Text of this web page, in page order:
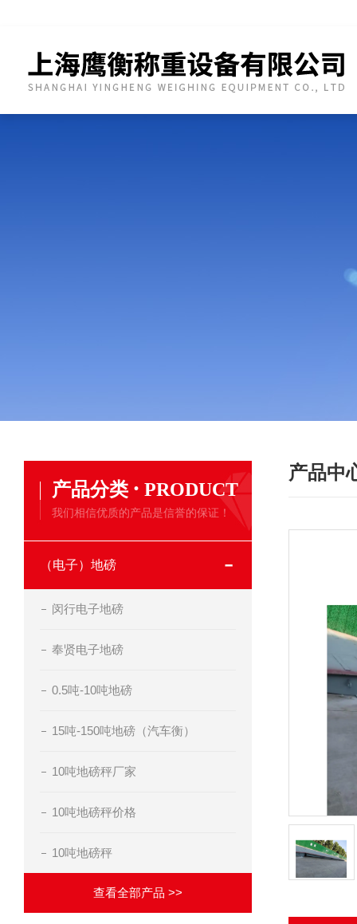
产品分类 · PRODUCT
我们相信优质的产品是信誉的保证！
（电子）地磅
闵行电子地磅
奉贤电子地磅
0.5吨-10吨地磅
15吨-150吨地磅（汽车衡）
10吨地磅秤厂家
10吨地磅秤价格
10吨地磅秤
查看全部产品 >>
产品中